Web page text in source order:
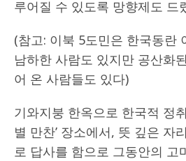
루어질 수 있도록 망향제도 드
(참고: 이북 5도민은 한국동란
남하한 사람도 있지만 공산화
어 온 사람들도 있다)
기와지붕 한옥으로 한국적 정
별 만찬’ 장소에서, 뜻 깊은 자
로 답사를 함으로 그동안의 고